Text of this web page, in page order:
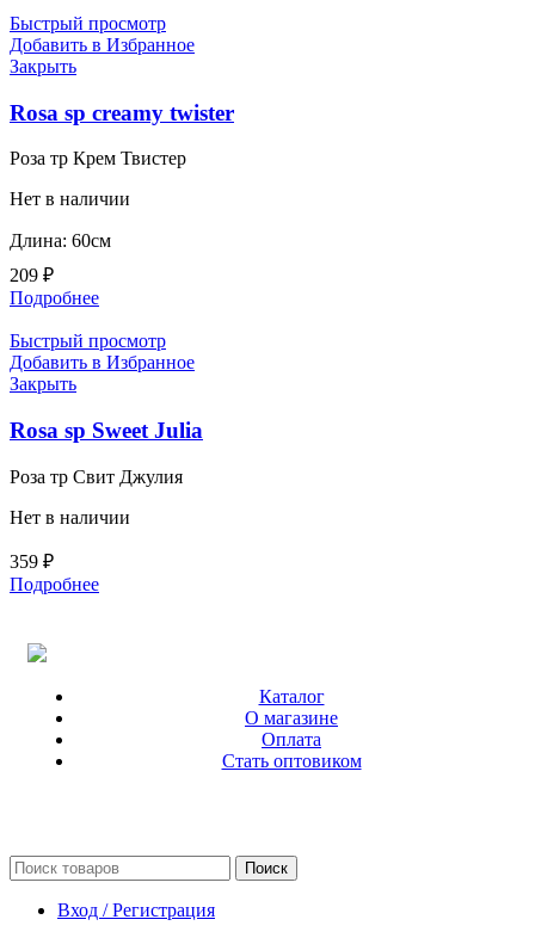
Быстрый просмотр
Добавить в Избранное
Закрыть
Rosa sp creamy twister
Роза тр Крем Твистер
Нет в наличии
Длина: 60см
209 ₽
Подробнее
Быстрый просмотр
Добавить в Избранное
Закрыть
Rosa sp Sweet Julia
Роза тр Свит Джулия
Нет в наличии
359 ₽
Подробнее
Каталог
О магазине
Оплата
Стать оптовиком
Поиск
Вход / Регистрация